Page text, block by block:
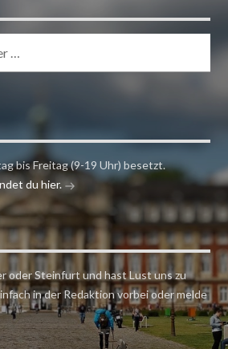
bis Freitag (9-19 Uhr) besetzt.
du hier.
oder Steinfurt und hast Lust uns zu
in der Redaktion vorbei oder melde